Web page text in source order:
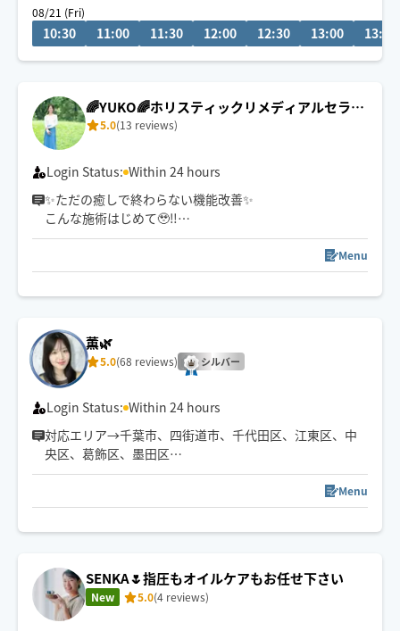
※スケジュールが✖️の場合でも事前にお問い合わせいただ
ければ予約可能な場合もございます。お気軽にメッセー
ざいます。
08/21 (Fri)
10:30 11:00 11:30 12:00 12:30 13:00 13:30
🌈YUKO🌈ホリスティックリメディアルセラピ
ー🌼
5.0(13 reviews)
Login Status: Within 24 hours
✨ただの癒しで終わらない機能改善✨
こんな施術はじめて🥹‼️
どこへ行っても
私と会ってください✨
長年セラピストとして多くの方と向き合い
心までゆるむ時間」を
大切にしています💓
ガチガチ、もやもやが
じんわり解ける✨
深く効き、痛みも辛さも芯から緩まり
Menu
薫🌿
5.0(68 reviews) シルバー
Login Status: Within 24 hours
対応エリア→千葉市、四街道市、千代田区、江東区、中
央区、葛飾区、墨田区
その他のエリアやご希望の日時がある方は、事前に調整
できる場合もありますのでチャットでご相談ください🌷
"また明日から頑張れる"をモットーに
🫧
Menu
SENKA🌷指圧もオイルケアもお任せ下さい
New 5.0(4 reviews)